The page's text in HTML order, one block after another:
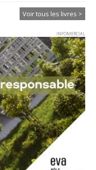
Voir tous les livres >
INFOMERCIAL